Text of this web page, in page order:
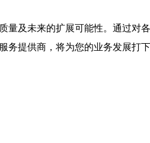
量及未来的扩展可能性。通过对
提供商，将为您的业务发展打下